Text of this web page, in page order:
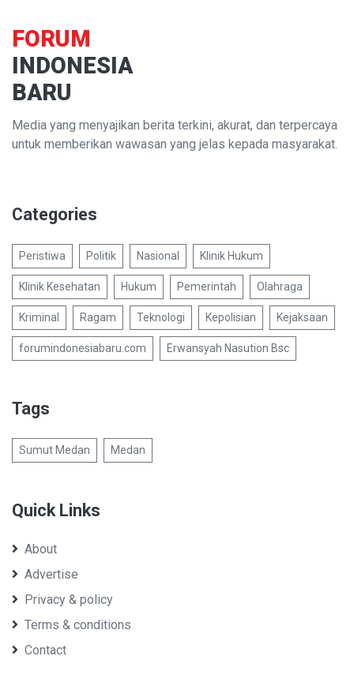
FORUM
INDONESIA
BARU
Media yang menyajikan berita terkini, akurat, dan terpercaya
untuk memberikan wawasan yang jelas kepada masyarakat.
Categories
Peristiwa Politik Nasional Klinik Hukum
Klinik Kesehatan Hukum Pemerintah Olahraga
Kriminal Ragam Teknologi Kepolisian Kejaksaan
forumindonesiabaru.com Erwansyah Nasution Bsc
Tags
Sumut Medan Medan
Quick Links
About
Advertise
Privacy & policy
Terms & conditions
Contact